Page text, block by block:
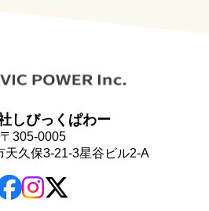
しびっくぱわー
〒305-0005
天久保3-21-3星谷ビル2-A